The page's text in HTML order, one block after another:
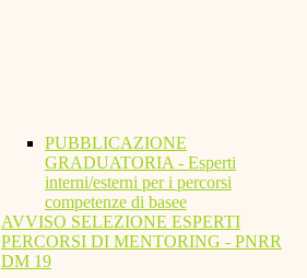
PUBBLICAZIONE
GRADUATORIA - Esperti
interni/esterni per i percorsi
competenze di basee
AVVISO SELEZIONE ESPERTI
PERCORSI DI MENTORING - PNRR
DM 19